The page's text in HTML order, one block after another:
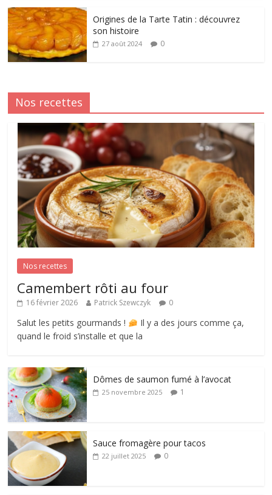
Origines de la Tarte Tatin : découvrez
son histoire
27 août 2024 0
Nos recettes
Nos recettes
Camembert rôti au four
16 février 2026 Patrick Szewczyk 0
Salut les petits gourmands !
Il y a des jours comme ça,
quand le froid s’installe et que la
Dômes de saumon fumé à l’avocat
25 novembre 2025 1
Sauce fromagère pour tacos
22 juillet 2025 0